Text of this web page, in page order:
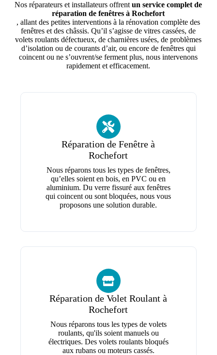
Nos réparateurs et installateurs offrentun service complet de
réparation de fenêtres à Rochefort
, allant des petites interventions à la rénovation complète des
fenêtres et des châssis. Qu’il s’agisse de vitres cassées, de
volets roulants défectueux, de charnières usées, de problèmes
d’isolation ou de courants d’air, ou encore de fenêtres qui
coincent ou ne s’ouvrent/se ferment plus, nous intervenons
rapidement et efficacement.
Réparation de Fenêtre à
Rochefort
Nous réparons tous les types de fenêtres,
qu’elles soient en bois, en PVC ou en
aluminium. Du verre fissuré aux fenêtres
qui coincent ou sont bloquées, nous vous
proposons une solution durable.
Réparation de Volet Roulant à
Rochefort
Nous réparons tous les types de volets
roulants, qu'ils soient manuels ou
électriques. Des volets roulants bloqués
aux rubans ou moteurs cassés.